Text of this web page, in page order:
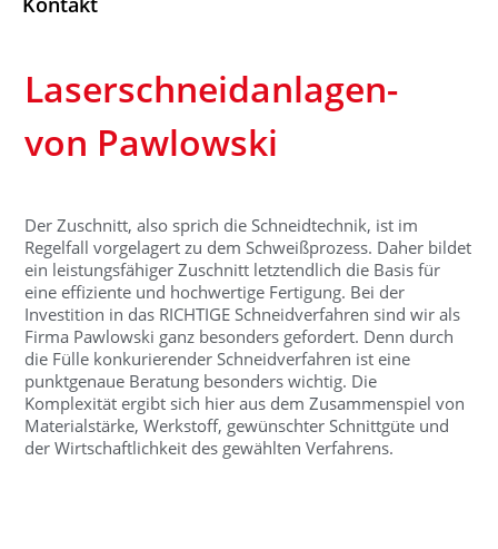
Laserschneidanlagen-
von Pawlowski
Der Zuschnitt, also sprich die Schneidtechnik, ist im
Regelfall vorgelagert zu dem Schweißprozess. Daher bildet
ein leistungsfähiger Zuschnitt letztendlich die Basis für
eine effiziente und hochwertige Fertigung. Bei der
Investition in das RICHTIGE Schneidverfahren sind wir als
Firma Pawlowski ganz besonders gefordert. Denn durch
die Fülle konkurierender Schneidverfahren ist eine
punktgenaue Beratung besonders wichtig. Die
Komplexität ergibt sich hier aus dem Zusammenspiel von
Materialstärke, Werkstoff, gewünschter Schnittgüte und
der Wirtschaftlichkeit des gewählten Verfahrens.